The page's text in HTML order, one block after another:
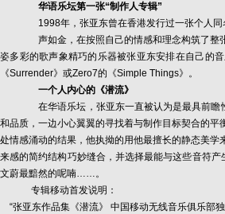
华语乐坛第一张“制作人专辑”
1998年，张亚东曾在香港发行过一张个人同
声如金，在按照自己的情感和理念构筑了整
姿多彩的歌声象精巧的乐器被张亚东安排在自己的
《Surrender》或Zero7的《Simple Things》。
一个人内心的《潜流》
在华语乐坛，张亚东一直被认为是最具前瞻
和品质，一边小心翼翼的寻找着与制作目标契合的
处情感涌动的结果，他执拗的用他最擅长的静态美
来感的简约结构巧妙缝合，并选择最能与这些音符
文蔚最黯然的呢喃……。
专辑移动首发说明：
“张亚东作品集《潜流》 中国移动无线音乐俱乐部